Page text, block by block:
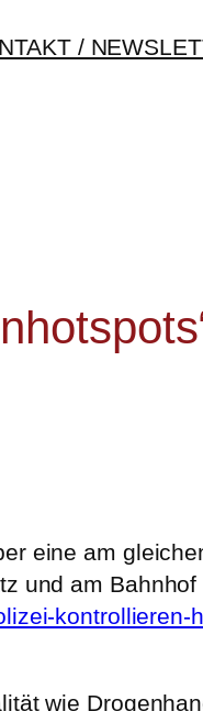
/
eine am
und am
kontrollieren-
wie